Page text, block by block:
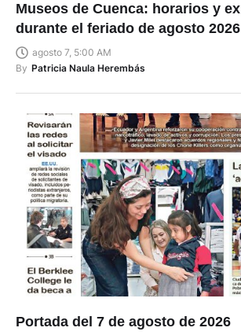
Museos de Cuenca: horarios y
durante el feriado de agosto 2026
agosto 7, 5:00 AM
By Patricia Naula Herembás
Portada del 7 de agosto de 2026